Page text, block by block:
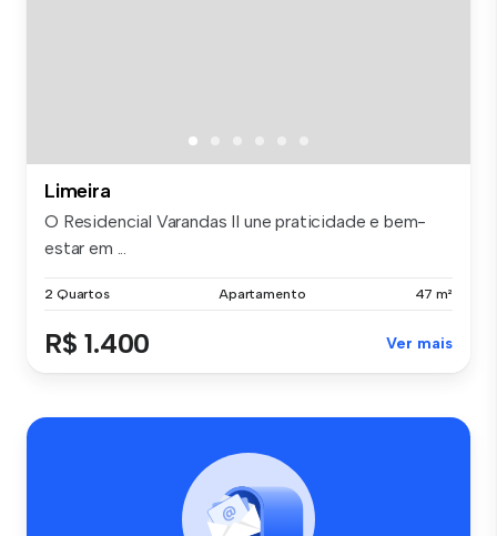
Limeira
O Residencial Varandas II une praticidade e bem-
estar em ...
2 Quartos Apartamento 47 m²
R$ 1.400 Ver mais